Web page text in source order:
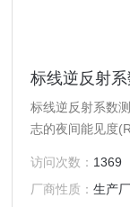
标线逆反射
标线逆反射系数
志的夜间能见度
路标记进行超快
天或黑夜在路上
访问次数： 1369
厂商性质：生产